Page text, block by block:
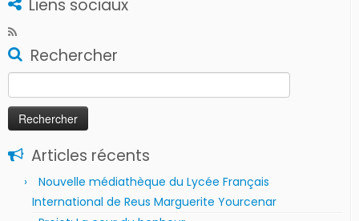
Liens sociaux
Rechercher
Articles récents
Nouvelle médiathèque du Lycée Français
International de Reus Marguerite Yourcenar